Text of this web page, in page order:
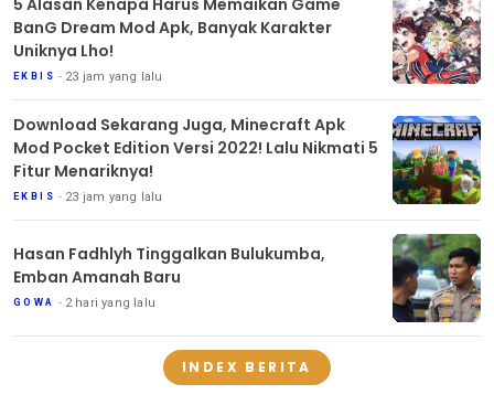
BanG Dream Mod Apk, Banyak Karakter
Uniknya Lho!
EKBIS 23 jam yang lalu
Download Sekarang Juga, Minecraft Apk
Mod Pocket Edition Versi 2022! Lalu Nikmati 5
Fitur Menariknya!
EKBIS 23 jam yang lalu
Hasan Fadhlyh Tinggalkan Bulukumba,
Emban Amanah Baru
GOWA 2 hari yang lalu
INDEX BERITA